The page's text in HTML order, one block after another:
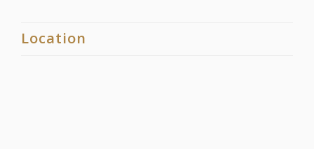
Location